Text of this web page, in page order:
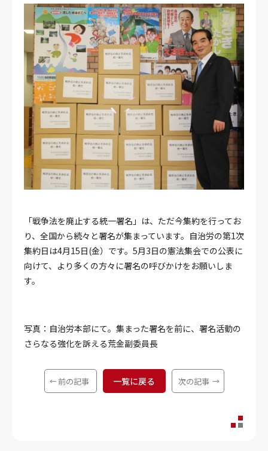
「戦争法を廃止する統一署名」は、ただ今集約を行ってお
り、全国から続々と署名が集まっています。自治労の第1次
集約日は4月15日(金）です。5月3日の憲法集会での公表に
向けて、より多くの方々に署名の呼びかけをお願いしま
す。
写真：自治労本部にて。集まった署名を前に、署名活動の
さらなる強化を訴える荒金副委員長
前の記事 一覧に戻る 次の記事